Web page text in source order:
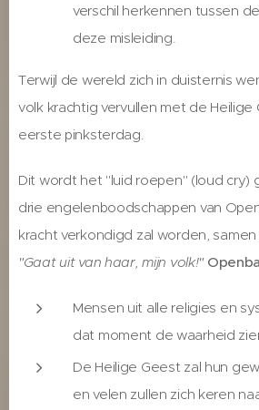
verschil herkennen tussen
deze misleiding.
Terwijl de wereld zich in duisternis
volk krachtig vervullen met de Heilige
eerste pinksterdag.
Dit wordt het "luid roepen" (loud cry)
drie engelenboodschappen van
kracht verkondigd zal worden,
"Gaat uit van haar, mijn volk!"
Mensen uit alle religies en
dat moment de waarheid
De Heilige Geest zal hun
en velen zullen zich keren